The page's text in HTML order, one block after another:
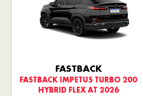
FASTBACK
FASTBACK IMPETUS TURBO 200
HYBRID FLEX AT 2026